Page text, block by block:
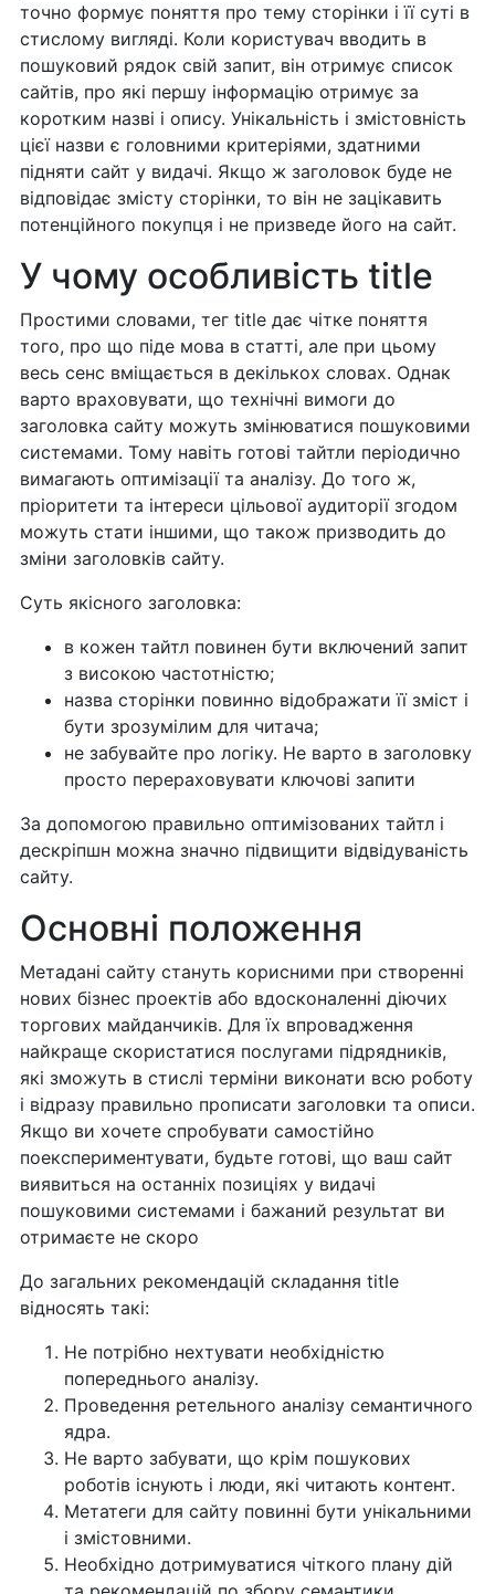
точно формує поняття про тему сторінки і її суті в
стислому вигляді. Коли користувач вводить в
пошуковий рядок свій запит, він отримує список
сайтів, про які першу інформацію отримує за
коротким назві і опису. Унікальність і змістовність
цієї назви є головними критеріями, здатними
підняти сайт у видачі. Якщо ж заголовок буде не
відповідає змісту сторінки, то він не зацікавить
потенційного покупця і не призведе його на сайт.
У чому особливість title
Простими словами, тег title дає чітке поняття
того, про що піде мова в статті, але при цьому
весь сенс вміщається в декількох словах. Однак
варто враховувати, що технічні вимоги до
заголовка сайту можуть змінюватися пошуковими
системами. Тому навіть готові тайтли періодично
вимагають оптимізації та аналізу. До того ж,
пріоритети та інтереси цільової аудиторії згодом
можуть стати іншими, що також призводить до
зміни заголовків сайту.
Суть якісного заголовка:
в кожен тайтл повинен бути включений запит
з високою частотністю;
назва сторінки повинно відображати її зміст і
бути зрозумілим для читача;
не забувайте про логіку. Не варто в заголовку
просто перераховувати ключові запити
За допомогою правильно оптимізованих тайтл і
дескріпшн можна значно підвищити відвідуваність
сайту.
Основні положення
Метадані сайту стануть корисними при створенні
нових бізнес проектів або вдосконаленні діючих
торгових майданчиків. Для їх впровадження
найкраще скористатися послугами підрядників,
які зможуть в стислі терміни виконати всю роботу
і відразу правильно прописати заголовки та описи.
Якщо ви хочете спробувати самостійно
поекспериментувати, будьте готові, що ваш сайт
виявиться на останніх позиціях у видачі
пошуковими системами і бажаний результат ви
отримаєте не скоро
До загальних рекомендацій складання title
відносять такі:
Не потрібно нехтувати необхідністю
попереднього аналізу.
Проведення ретельного аналізу семантичного
ядра.
Не варто забувати, що крім пошукових
роботів існують і люди, які читають контент.
Метатеги для сайту повинні бути унікальними
і змістовними.
Необхідно дотримуватися чіткого плану дій